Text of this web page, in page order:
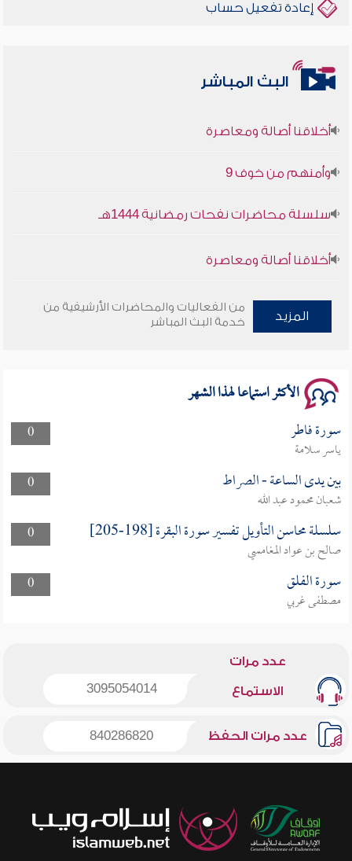
إعادة تفعيل حساب
البث المباشر
سلسلة محاضرات نفحات رمضانية 1444هـ
المزيد
من الفعاليات والمحاضرات الأرشيفية من
خدمة البث المباشر
الأكثر استماعا لهذا الشهر
0 سورة فاطر
ياسر سلامة
0
بين يدى الساعة - الصراط
شعبان محمود عبد الله
0
سلسلة محاسن التأويل تفسير سورة البقرة [198-205]
صالح بن عواد المغامسي
0
سورة الفلق
مصطفى غربي
عدد مرات
الاستماع 3095054014
عدد مرات الحفظ 840286820